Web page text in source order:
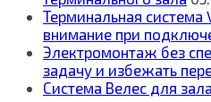
Терминальная система
внимание при
Электромонтаж без
задачу и избежать
Система Велес для